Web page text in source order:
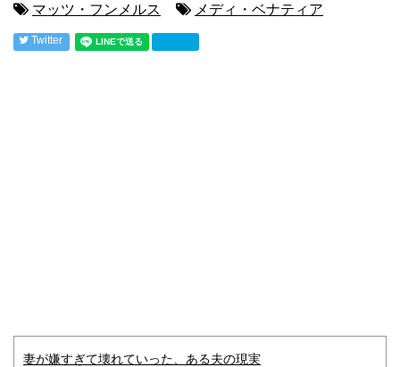
マッツ・フンメルス
メディ・ベナティア
Twitter
妻が嫌すぎて壊れていった、ある夫の現実